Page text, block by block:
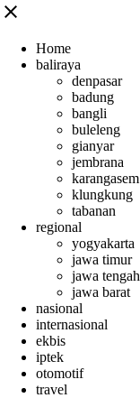
close
Home
baliraya
denpasar
badung
bangli
buleleng
gianyar
jembrana
karangasem
klungkung
tabanan
regional
yogyakarta
jawa timur
jawa tengah
jawa barat
nasional
internasional
ekbis
iptek
otomotif
travel